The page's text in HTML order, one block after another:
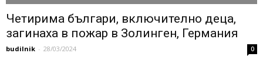
Четирима българи, включително деца,
загинаха в пожар в Золинген, Германия
budilnik - 28/03/2024 0